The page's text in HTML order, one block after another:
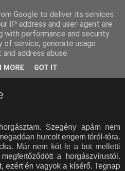
Szegény apám nem
hurcolt engem tóról-tóra.
Már nem köt le a bot melletti
a horgászvírustól.
ezért én vagyok a kísérő. Tegnap
Google to deliver its services
IP address and user-agent are
with performance and security
service, generate usage
address abuse.
MORE GOT IT